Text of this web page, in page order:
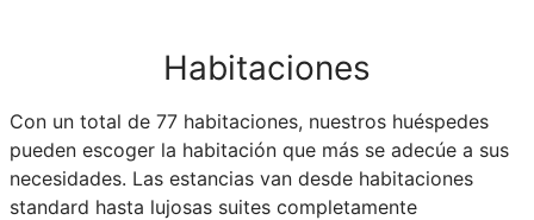
Habitaciones
Con un total de 77 habitaciones, nuestros huéspedes
pueden escoger la habitación que más se adecúe a sus
necesidades. Las estancias van desde habitaciones
standard hasta lujosas suites completamente